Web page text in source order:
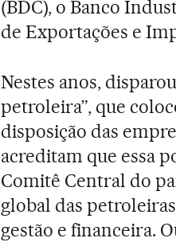
(BDC), o Banco
de Exportações e
Nestes anos,
petroleira”, que
disposição das
acreditam que essa
Comitê Central do
global das
gestão e financeira.